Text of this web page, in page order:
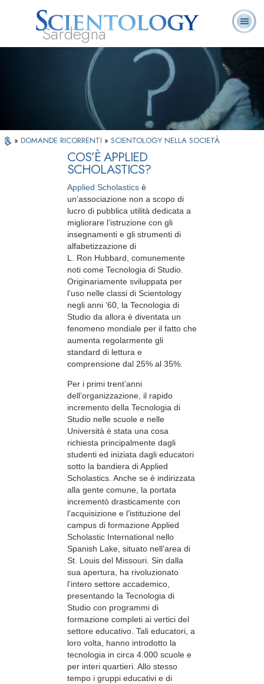
Sardegna
Che cos’è
Scientology?
Ministri
Volontari
Domande
ricorrenti
» DOMANDE RICORRENTI » SCIENTOLOGY NELLA SOCIETÀ
COS’È APPLIED
SCHOLASTICS?
Applied Scholastics è
un’associazione non a scopo di
lucro di pubblica utilità dedicata a
migliorare l’istruzione con gli
insegnamenti e gli strumenti di
alfabetizzazione di
L. Ron Hubbard, comunemente
noti come Tecnologia di Studio.
Originariamente sviluppata per
l’uso nelle classi di Scientology
negli anni ‘60, la Tecnologia di
Studio da allora è diventata un
fenomeno mondiale per il fatto che
aumenta regolarmente gli
standard di lettura e
comprensione dal 25% al 35%.
Per i primi trent’anni
dell’organizzazione, il rapido
incremento della Tecnologia di
Studio nelle scuole e nelle
Università è stata una cosa
richiesta principalmente dagli
studenti ed iniziata dagli educatori
sotto la bandiera di Applied
Scholastics. Anche se è indirizzata
alla gente comune, la portata
incrementò drasticamente con
l’acquisizione e l’istituzione del
campus di formazione Applied
Scholastic International nello
Spanish Lake, situato nell’area di
St. Louis del Missouri. Sin dalla
sua apertura, ha rivoluzionato
l’intero settore accademico,
presentando la Tecnologia di
Studio con programmi di
formazione completi ai vertici del
settore educativo. Tali educatori, a
loro volta, hanno introdotto la
tecnologia in circa 4.000 scuole e
per interi quartieri. Allo stesso
tempo i gruppi educativi e di